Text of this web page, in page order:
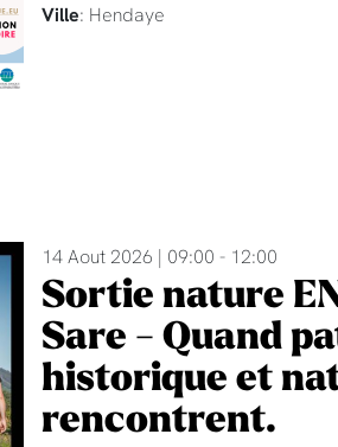
Ville: Hendaye
14 Aout 2026 | 09:00 - 12:00
Sortie nature
Sare - Quand
historique et
rencontrent.